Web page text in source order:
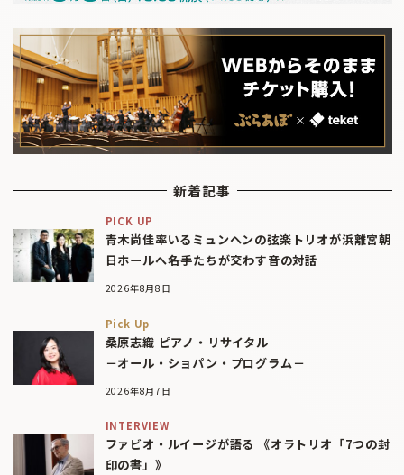
新着記事
PICK UP
青木尚佳率いるミュンヘンの弦楽トリオが浜離宮朝
日ホールへ――名手たちが交わす音の対話
2026年8月8日
Pick Up
桑原志織 ピアノ・リサイタル
－オール・ショパン・プログラム－
2026年8月7日
INTERVIEW
ファビオ・ルイージが語る 《オラトリオ「7つの封
印の書」》